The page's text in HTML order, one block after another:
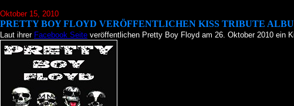
Oktober 15, 2010
PRETTY BOY FLOYD VERÖFFENTLICHEN KISS TRIBUTE
Laut ihrer Facebook Seite veröffentlichen Pretty Boy Floyd am 26. Oktober 2010 ein